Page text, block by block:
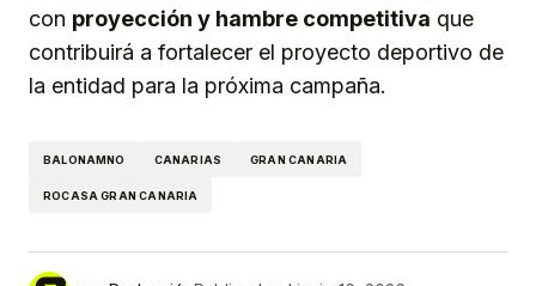
con proyección y hambre competitiva que
contribuirá a fortalecer el proyecto deportivo de
la entidad para la próxima campaña.
BALONAMNO CANARIAS GRAN CANARIA
ROCASA GRAN CANARIA